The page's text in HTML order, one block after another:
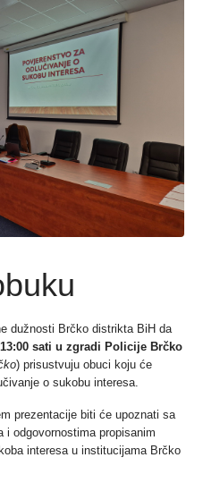
dužnosti Brčko distrikta BiH da
sati u zgradi Policije Brčko
) prisustvuju obuci koju će
o sukobu interesa.
prezentacije biti će upoznati sa
i odgovornostima propisanim
interesa u institucijama Brčko